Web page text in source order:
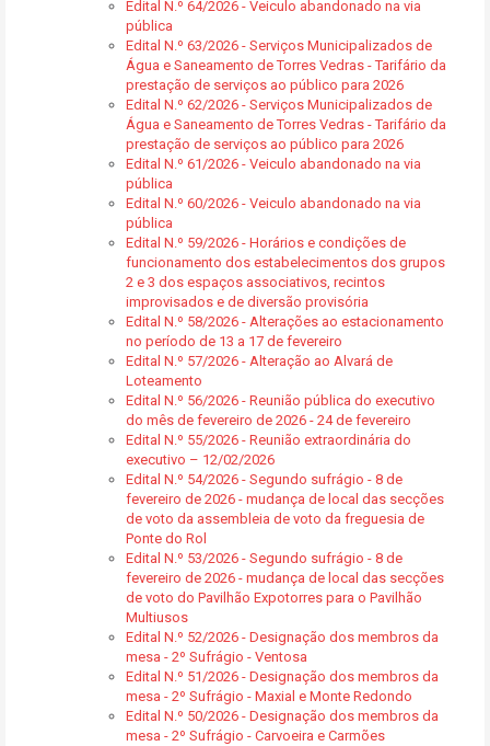
Edital N.º 64/2026 - Veiculo abandonado na via
pública
Edital N.º 63/2026 - Serviços Municipalizados de
Água e Saneamento de Torres Vedras - Tarifário da
prestação de serviços ao público para 2026
Edital N.º 62/2026 - Serviços Municipalizados de
Água e Saneamento de Torres Vedras - Tarifário da
prestação de serviços ao público para 2026
Edital N.º 61/2026 - Veiculo abandonado na via
pública
Edital N.º 60/2026 - Veiculo abandonado na via
pública
Edital N.º 59/2026 - Horários e condições de
funcionamento dos estabelecimentos dos grupos
2 e 3 dos espaços associativos, recintos
improvisados e de diversão provisória
Edital N.º 58/2026 - Alterações ao estacionamento
no período de 13 a 17 de fevereiro
Edital N.º 57/2026 - Alteração ao Alvará de
Loteamento
Edital N.º 56/2026 - Reunião pública do executivo
do mês de fevereiro de 2026 - 24 de fevereiro
Edital N.º 55/2026 - Reunião extraordinária do
executivo – 12/02/2026
Edital N.º 54/2026 - Segundo sufrágio - 8 de
fevereiro de 2026 - mudança de local das secções
de voto da assembleia de voto da freguesia de
Ponte do Rol
Edital N.º 53/2026 - Segundo sufrágio - 8 de
fevereiro de 2026 - mudança de local das secções
de voto do Pavilhão Expotorres para o Pavilhão
Multiusos
Edital N.º 52/2026 - Designação dos membros da
mesa - 2º Sufrágio - Ventosa
Edital N.º 51/2026 - Designação dos membros da
mesa - 2º Sufrágio - Maxial e Monte Redondo
Edital N.º 50/2026 - Designação dos membros da
mesa - 2º Sufrágio - Carvoeira e Carmões